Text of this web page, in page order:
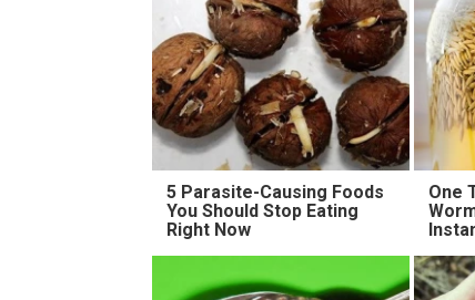
5 Parasite-Causing Foods
You Should Stop Eating
Right Now
One